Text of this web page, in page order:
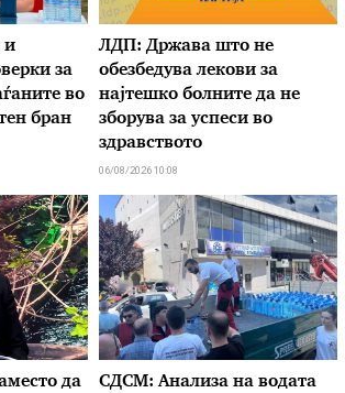
и
за
во
бран
ЛДП: Држава што не
обезбедува лекови за
најтешко болните да не
зборува за успеси во
здравството
06/08/2026 10:08
да
СДСМ: Анализа на водата